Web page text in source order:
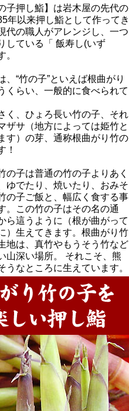
子押し鮨】は岩木屋の先代の
年以来押し鮨として作ってき
代の職人がアレンジし、一つ
している「 飯寿し(いず
。
、“竹の子”といえば根曲がり
くらい、一般的に食べられて
く、ひょろ長い竹の子、それ
ザサ（地方によっては姫竹と
す）の芽、通称根曲がり竹の
！
の子は普通の竹の子よりあく
ゆでたり、焼いたり、おみそ
の子ご飯と、幅広く食する事
。この竹の子はその名の通
ら這うように（根が曲がって
）生えてきます。根曲がり竹
地は、真竹やもうそう竹など
山深い場所。 それこそ、熊
うなところに生えています。